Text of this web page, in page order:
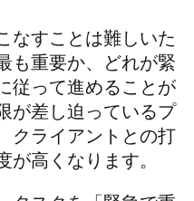
なすことは難しいた
も重要か、どれが緊
従って進めることが
が差し迫っているプ
クライアントとの打
が高くなります。